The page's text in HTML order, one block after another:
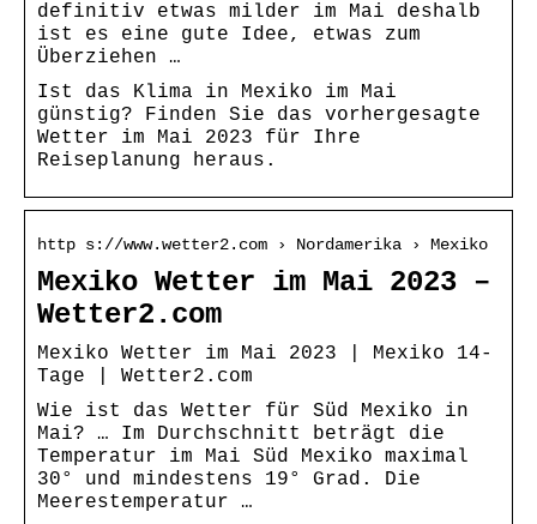
definitiv etwas milder im Mai deshalb
ist es eine gute Idee, etwas zum
Überziehen …
Ist das Klima in Mexiko im Mai
günstig? Finden Sie das vorhergesagte
Wetter im Mai 2023 für Ihre
Reiseplanung heraus.
http s://www.wetter2.com › Nordamerika › Mexiko
Mexiko Wetter im Mai 2023 –
Wetter2.com
Mexiko Wetter im Mai 2023 | Mexiko 14-
Tage | Wetter2.com
Wie ist das Wetter für Süd Mexiko in
Mai? … Im Durchschnitt beträgt die
Temperatur im Mai Süd Mexiko maximal
30° und mindestens 19° Grad. Die
Meerestemperatur …